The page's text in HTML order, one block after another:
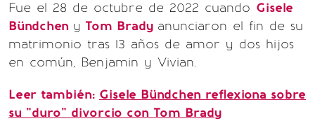
Fue el 28 de octubre de 2022 cuando Gisele
Bündchen y Tom Brady anunciaron el fin de su
matrimonio tras 13 años de amor y dos hijos
en común, Benjamin y Vivian.
Leer también: Gisele Bündchen reflexiona sobre
su "duro" divorcio con Tom Brady